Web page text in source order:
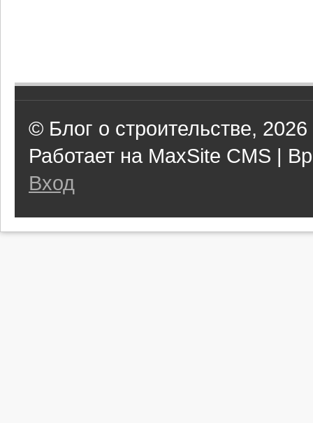
© Блог о строительстве, 2026
Работает на MaxSite CMS |
Вход